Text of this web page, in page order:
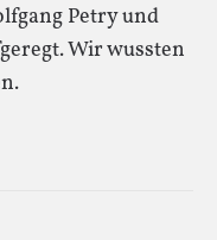
Petry und
Wir wussten